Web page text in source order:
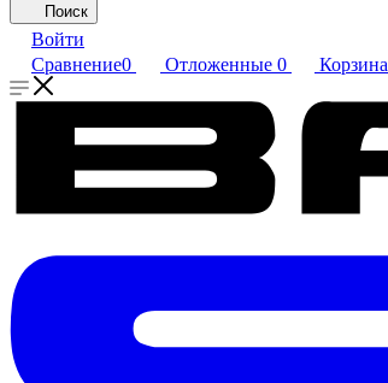
Поиск
Войти
Сравнение0 Отложенные 0 Корзина